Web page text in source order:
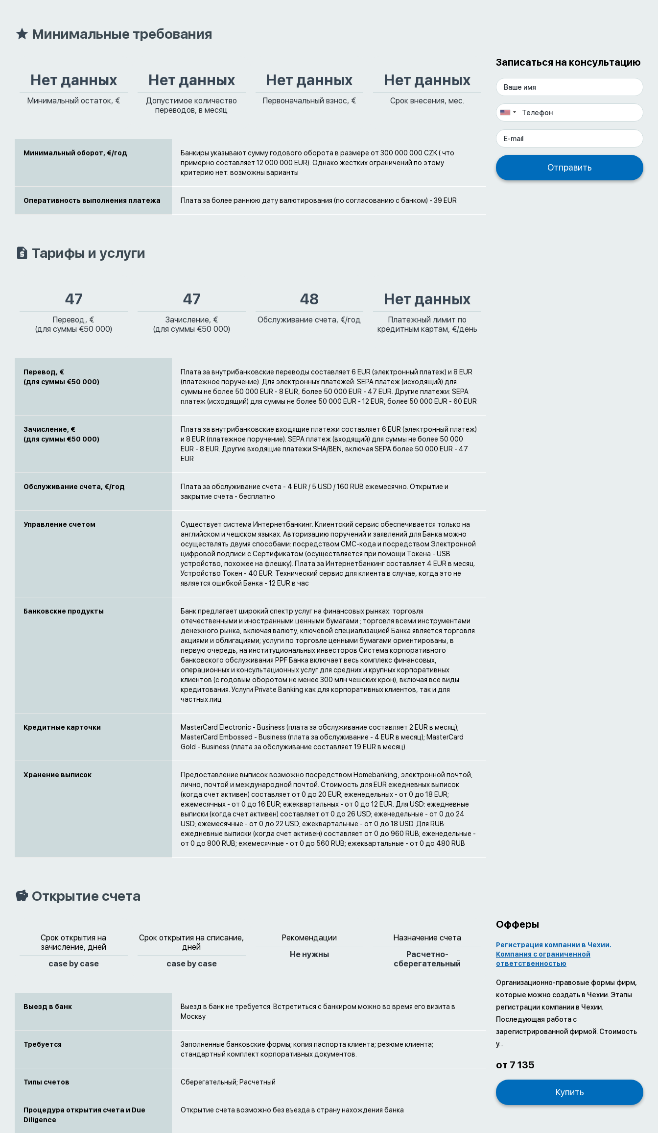
Минимальные требования
Нет данных
Минимальный остаток, €
Нет данных
Допустимое количество
переводов, в месяц
Нет данных
Первоначальный взнос, €
Нет данных
Срок внесения, мес.
Минимальный оборот, €/год
Банкиры указывают сумму годового оборота в размере от 300 000 000 CZK ( что
примерно составляет 12 000 000 EUR). Однако жестких ограничений по этому
критерию нет: возможны варианты
Оперативность выполнения платежа Плата за более раннюю дату валютирования (по согласованию с банком) - 39 EUR
Записаться на консультацию
Тарифы и услуги
47
Перевод, €
(для суммы €50 000)
47
Зачисление, €
(для суммы €50 000)
48
Обслуживание счета, €/год
Нет данных
Платежный лимит по
кредитным картам, €/день
Перевод, €
(для суммы €50 000)
Плата за внутрибанковские переводы составляет 6 EUR (электронный платеж) и 8 EUR
(платежное поручение). Для электронных платежей: SEPA платеж (исходящий) для
суммы не более 50 000 EUR - 8 EUR, более 50 000 EUR - 47 EUR. Другие платежи: SEPA
платеж (исходящий) для суммы не более 50 000 EUR - 12 EUR, более 50 000 EUR - 60 EUR
Зачисление, €
(для суммы €50 000)
Плата за внутрибанковские входящие платежи составляет 6 EUR (электронный платеж)
и 8 EUR (платежное поручение). SEPA платеж (входящий) для суммы не более 50 000
EUR - 8 EUR. Другие входящие платежи SHA/BEN, включая SEPA более 50 000 EUR - 47
EUR
Обслуживание счета, €/год
Плата за обслуживание счета - 4 EUR / 5 USD / 160 RUB ежемесячно. Открытие и
закрытие счета - бесплатно
Управление счетом
Существует система Интернетбанкинг. Клиентский сервис обеспечивается только на
английском и чешском языках. Авторизацию поручений и заявлений для Банка можно
осуществлять двумя способами: посредством СМС-кода и посредством Электронной
цифровой подписи с Сертификатом (осуществляется при помощи Токена - USB
устройство, похожее на флешку). Плата за Интернетбанкинг составляет 4 EUR в месяц.
Устройство Токен - 40 EUR. Технический сервис для клиента в случае, когда это не
является ошибкой Банка - 12 EUR в час
Банковские продукты
Банк предлагает широкий спектр услуг на финансовых рынках: торговля
отечественными и иностранными ценными бумагами ; торговля всеми инструментами
денежного рынка, включая валюту; ключевой специализацией Банка является торговля
акциями и облигациями; услуги по торговле ценными бумагами ориентированы, в
первую очередь, на институциональных инвесторов Система корпоративного
банковского обслуживания PPF Банка включает весь комплекс финансовых,
операционных и консультационных услуг для средних и крупных корпоративных
клиентов (с годовым оборотом не менее 300 млн чешских крон), включая все виды
кредитования. Услуги Private Banking как для корпоративных клиентов, так и для
частных лиц
Кредитные карточки
MasterCard Electronic - Business (плата за обслуживание составляет 2 EUR в месяц);
MasterCard Embossed - Business (плата за обслуживание - 4 EUR в месяц); MasterCard
Gold - Business (плата за обслуживание составляет 19 EUR в месяц).
Хранение выписок
Предоставление выписок возможно посредством Homebanking, электронной почтой,
лично, почтой и международной почтой. Стоимость для EUR ежедневных выписок
(когда счет активен) составляет от 0 до 20 EUR; еженедельных - от 0 до 18 EUR;
ежемесячных - от 0 до 16 EUR; ежеквартальных - от 0 до 12 EUR. Для USD: ежедневные
выписки (когда счет активен) составляет от 0 до 26 USD; еженедельные - от 0 до 24
USD; ежемесячные - от 0 до 22 USD; ежеквартальные - от 0 до 18 USD. Для RUB:
ежедневные выписки (когда счет активен) составляет от 0 до 960 RUB; еженедельные -
от 0 до 800 RUB; ежемесячные - от 0 до 560 RUB; ежеквартальные - от 0 до 480 RUB
Открытие счета
Срок открытия на
зачисление, дней
case by case
Срок открытия на списание,
дней
case by case
Рекомендации
Не нужны
Назначение счета
Расчетно-
сберегательный
Выезд в банк
Выезд в банк не требуется. Встретиться с банкиром можно во время его визита в
Москву
Требуется
Заполненные банковские формы; копия паспорта клиента; резюме клиента;
стандартный комплект корпоративных документов.
Типы счетов Сберегательный; Расчетный
Процедура открытия счета и Due
Diligence
Открытие счета возможно без въезда в страну нахождения банка
Офферы
Регистрация компании в Чехии.
Компания с ограниченной
ответственностью
Организационно-правовые формы фирм,
которые можно создать в Чехии. Этапы
регистрации компании в Чехии.
Последующая работа с
зарегистрированной фирмой. Стоимость
у...
от 7 135
Купить